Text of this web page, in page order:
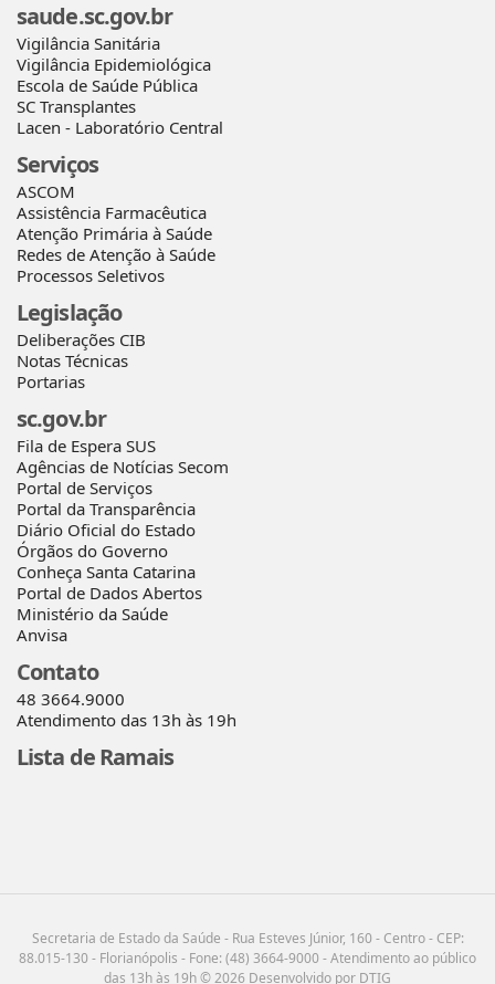
saude.sc.gov.br
Vigilância Sanitária
Vigilância Epidemiológica
Escola de Saúde Pública
SC Transplantes
Lacen - Laboratório Central
Serviços
ASCOM
Assistência Farmacêutica
Atenção Primária à Saúde
Redes de Atenção à Saúde
Processos Seletivos
Legislação
Deliberações CIB
Notas Técnicas
Portarias
sc.gov.br
Fila de Espera SUS
Agências de Notícias Secom
Portal de Serviços
Portal da Transparência
Diário Oficial do Estado
Órgãos do Governo
Conheça Santa Catarina
Portal de Dados Abertos
Ministério da Saúde
Anvisa
Contato
48 3664.9000
Atendimento das 13h às 19h
Lista de Ramais
Secretaria de Estado da Saúde - Rua Esteves Júnior, 160 - Centro - CEP:
88.015-130 - Florianópolis - Fone: (48) 3664-9000 - Atendimento ao público
das 13h às 19h © 2026 Desenvolvido por DTIG